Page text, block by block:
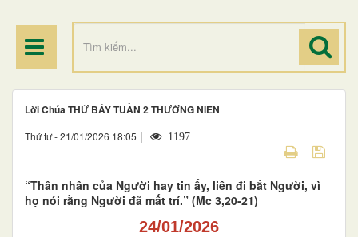
Lời Chúa THỨ BẢY TUẦN 2 THƯỜNG NIÊN
Thứ tư - 21/01/2026 18:05 | 1197
“Thân nhân của Người hay tin ấy, liền đi bắt Người, vì
họ nói rằng Người đã mất trí.” (Mc 3,20-21)
24/01/2026